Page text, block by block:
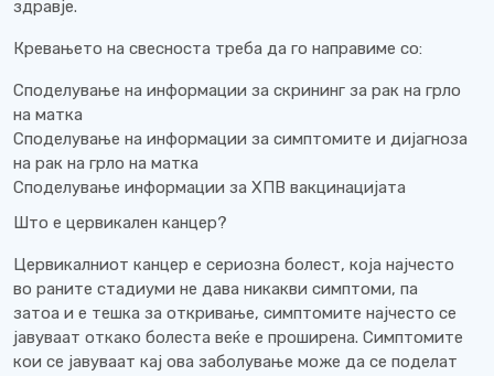
здравје.
Кревањето на свесноста треба да го направиме со:
Споделување на информации за скрининг за рак на грло
на матка
Споделување на информации за симптомите и дијагноза
на рак на грло на матка
Споделување информации за ХПВ вакцинацијата
Што е цервикален канцер?
Цервикалниот канцер е сериозна болест, која најчесто
во раните стадиуми не дава никакви симптоми, па
затоа и е тешка за откривање, симптомите најчесто се
јавуваат откако болеста веќе е проширена. Симптомите
кои се јавуваат кај ова заболување може да се поделат